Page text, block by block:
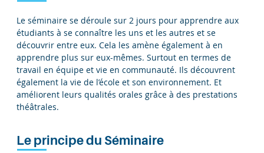
Le séminaire se déroule sur 2 jours pour apprendre aux
étudiants à se connaître les uns et les autres et se
découvrir entre eux. Cela les amène également à en
apprendre plus sur eux-mêmes. Surtout en termes de
travail en équipe et vie en communauté. Ils découvrent
également la vie de l’école et son environnement. Et
améliorent leurs qualités orales grâce à des prestations
théâtrales.
Le principe du Séminaire